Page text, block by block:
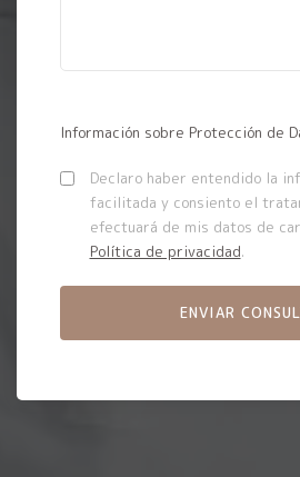
Información sobre Protección de
Declaro haber entendido la
facilitada y consiento el
efectuará de mis datos de
Política de privacidad.